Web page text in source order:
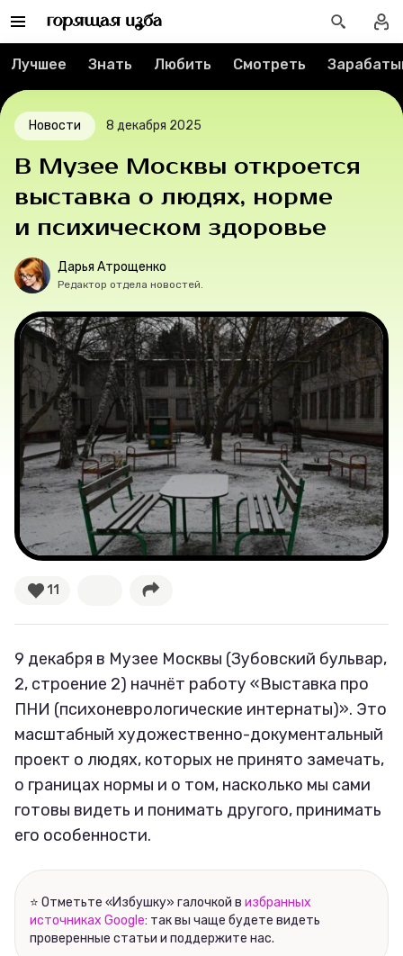
Вакансии
Контакты
О проекте
О компании
Новости
Лучшее
Тесты
Секспросвет
Великие женщины
Тренды
Ваши истории
Соцсети
Лучшее Знать Любить Смотреть
Новости 8 декабря 2025
В Музее Москвы откроется
выставка о людях, норме
и психическом здоровье
Дарья Атрощенко
Редактор отдела новостей.
11
9 декабря в Музее Москвы (Зубовский бульвар,
2, строение 2) начнёт работу «Выставка про
ПНИ (психоневрологические интернаты)». Это
масштабный художественно-документальный
проект о людях, которых не принято замечать,
о границах нормы и о том, насколько мы сами
готовы видеть и понимать другого, принимать
его особенности.
⭐ Отметьте «Избушку» галочкой в избранных
источниках Google: так вы чаще будете видеть
проверенные статьи и поддержите нас.